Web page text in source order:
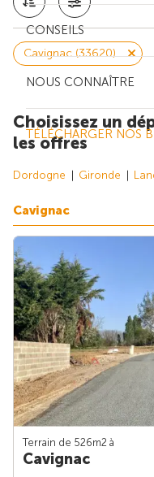
CONSEILS
NOUS CONNAÎTRE
TÉLÉCHARGER NOS
Cavignac (33620)
Choisissez un
les offres
Dordogne Gironde
Cavignac
Terrain de 526m2 à
Cavignac